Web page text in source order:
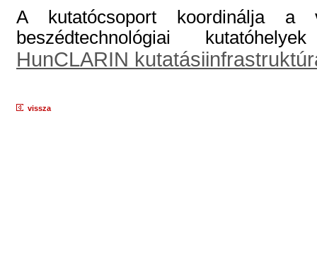
A kutatócsoport koordinálja
beszédtechnológiai
HunCLARIN
vissza